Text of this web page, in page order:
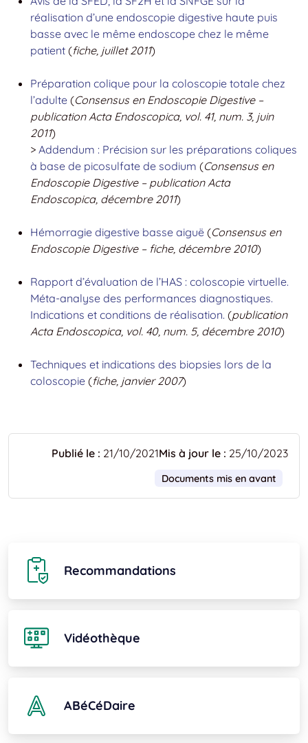
réalisation d’une endoscopie digestive haute puis
basse avec le même endoscope chez le même
patient (fiche, juillet 2011)
Préparation colique pour la coloscopie totale chez
l’adulte (Consensus en Endoscopie Digestive –
publication Acta Endoscopica, vol. 41, num. 3, juin
2011)
> Addendum : Précision sur les préparations coliques
à base de picosulfate de sodium (Consensus en
Endoscopie Digestive – publication Acta
Endoscopica, décembre 2011)
Hémorragie digestive basse aiguë (Consensus en
Endoscopie Digestive – fiche, décembre 2010)
Rapport d’évaluation de l’HAS : coloscopie virtuelle.
Méta-analyse des performances diagnostiques.
Indications et conditions de réalisation. (publication
Acta Endoscopica, vol. 40, num. 5, décembre 2010)
Techniques et indications des biopsies lors de la
coloscopie (fiche, janvier 2007)
Publié le : 21/10/2021Mis à jour le : 25/10/2023
Documents mis en avant
Recommandations
Vidéothèque
ABéCéDaire